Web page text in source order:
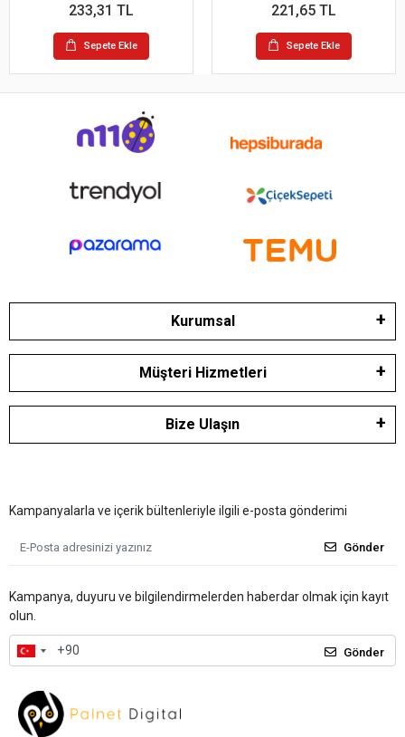
233,31 TL
Sepete Ekle
221,65 TL
Sepete Ekle
Kurumsal
Müşteri Hizmetleri
Bize Ulaşın
Kampanyalarla ve içerik bültenleriyle ilgili e-posta gönderimi
Gönder
Kampanya, duyuru ve bilgilendirmelerden haberdar olmak için kayıt
olun.
Gönder